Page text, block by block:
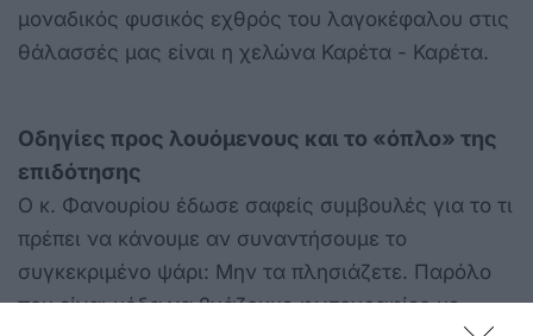
μοναδικός φυσικός εχθρός του λαγοκέφαλου στις
θάλασσές μας είναι η χελώνα Καρέτα - Καρέτα.
Οδηγίες προς λουόμενους και το «όπλο» της
επιδότησης
Ο κ. Φανουρίου έδωσε σαφείς συμβουλές για το τι
πρέπει να κάνουμε αν συναντήσουμε το
συγκεκριμένο ψάρι: Μην τα πλησιάζετε. Παρόλο
που είναι μόδα να βγάζουμε φωτογραφίες με